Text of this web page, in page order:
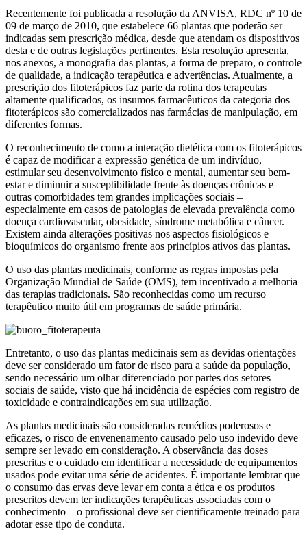
Recentemente foi publicada a resolução da ANVISA, RDC nº 10 de
09 de março de 2010, que estabelece 66 plantas que poderão ser
indicadas sem prescrição médica, desde que atendam os dispositivos
desta e de outras legislações pertinentes. Esta resolução apresenta,
nos anexos, a monografia das plantas, a forma de preparo, o controle
de qualidade, a indicação terapêutica e advertências. Atualmente, a
prescrição dos fitoterápicos faz parte da rotina dos terapeutas
altamente qualificados, os insumos farmacêuticos da categoria dos
fitoterápicos são comercializados nas farmácias de manipulação, em
diferentes formas.
O reconhecimento de como a interação dietética com os fitoterápicos
é capaz de modificar a expressão genética de um indivíduo,
estimular seu desenvolvimento físico e mental, aumentar seu bem-
estar e diminuir a susceptibilidade frente às doenças crônicas e
outras comorbidades tem grandes implicações sociais –
especialmente em casos de patologias de elevada prevalência como
doença cardiovascular, obesidade, síndrome metabólica e câncer.
Existem ainda alterações positivas nos aspectos fisiológicos e
bioquímicos do organismo frente aos princípios ativos das plantas.
O uso das plantas medicinais, conforme as regras impostas pela
Organização Mundial de Saúde (OMS), tem incentivado a melhoria
das terapias tradicionais. São reconhecidas como um recurso
terapêutico muito útil em programas de saúde primária.
Entretanto, o uso das plantas medicinais sem as devidas orientações
deve ser considerado um fator de risco para a saúde da população,
sendo necessário um olhar diferenciado por partes dos setores
sociais de saúde, visto que há incidência de espécies com registro de
toxicidade e contraindicações em sua utilização.
As plantas medicinais são consideradas remédios poderosos e
eficazes, o risco de envenenamento causado pelo uso indevido deve
sempre ser levado em consideração. A observância das doses
prescritas e o cuidado em identificar a necessidade de equipamentos
usados pode evitar uma série de acidentes. É importante lembrar que
o consumo das ervas deve levar em conta a ética e os produtos
prescritos devem ter indicações terapêuticas associadas com o
conhecimento – o profissional deve ser cientificamente treinado para
adotar esse tipo de conduta.